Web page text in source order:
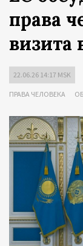
права
визита
22.06.26 14:17 MSK
ПРАВА ЧЕЛОВЕКА